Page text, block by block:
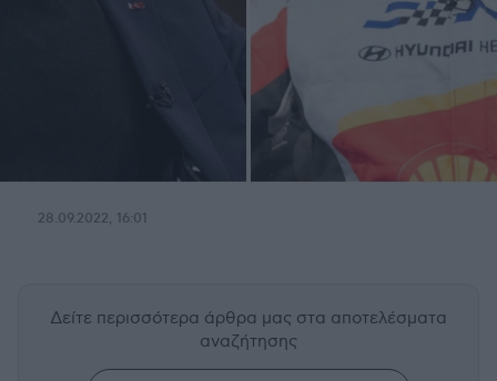
28.09.2022, 16:01
Δείτε περισσότερα άρθρα μας στα αποτελέσματα
αναζήτησης